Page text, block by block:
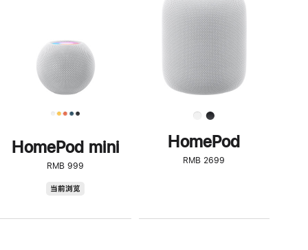
HomePod mini
RMB 999
当前浏览
了
解
HomePod<
HomePod
RMB 2699